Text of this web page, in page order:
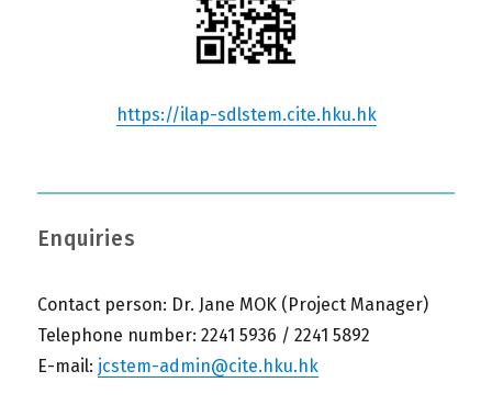
https://ilap-sdlstem.cite.hku.hk
Enquiries
Contact person: Dr. Jane MOK (Project Manager)
Telephone number: 2241 5936 / 2241 5892
E-mail: jcstem-admin@cite.hku.hk